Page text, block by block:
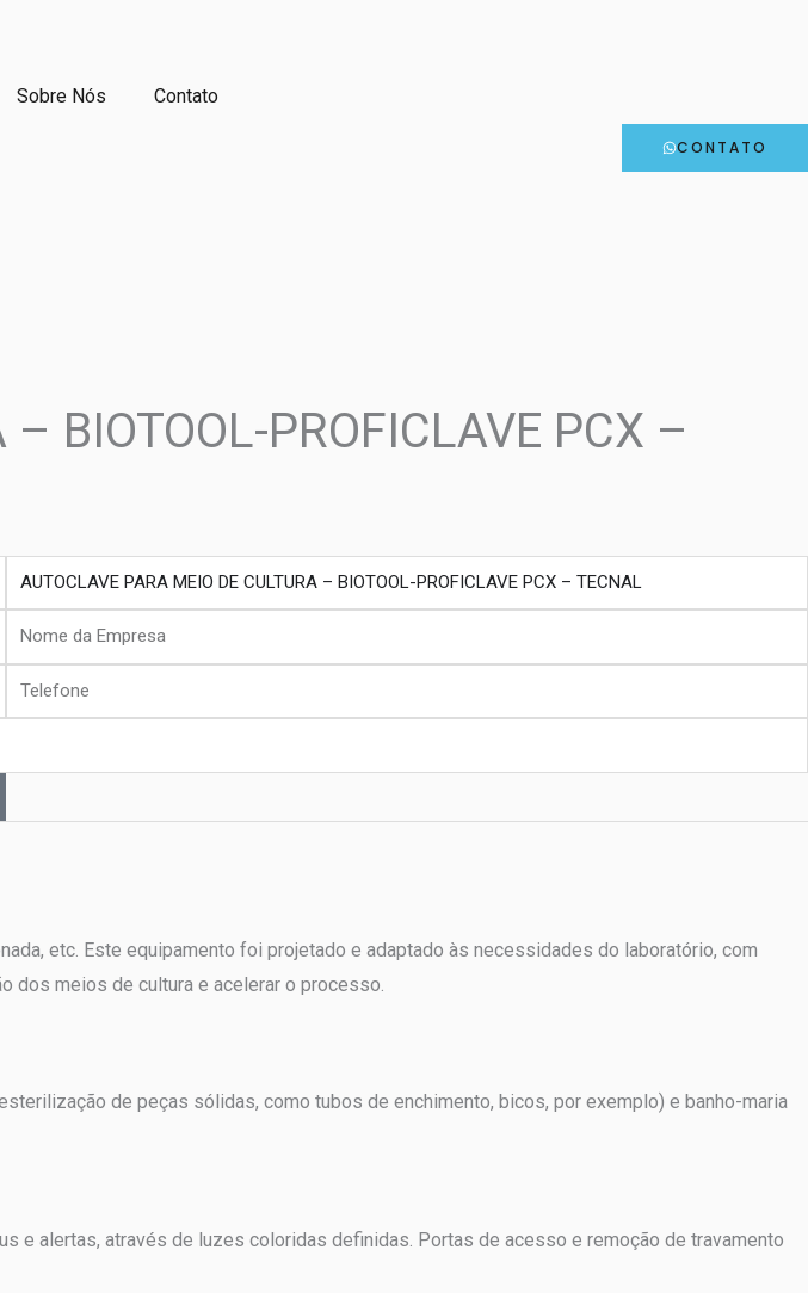
Sobre Nós Contato
CONTATO
BIOTOOL-PROFICLAVE PCX –
produto
Nome
da
Empresa
Telefone
etc. Este equipamento foi projetado e adaptado às necessidades do laboratório, com
dos meios de cultura e acelerar o processo.
de peças sólidas, como tubos de enchimento, bicos, por exemplo) e banho-maria
e alertas, através de luzes coloridas definidas. Portas de acesso e remoção de travamento